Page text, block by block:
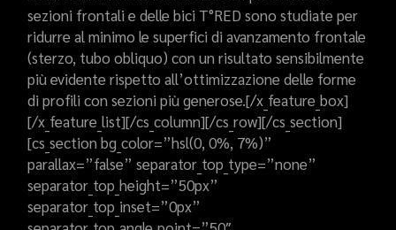
sezioni frontali e delle bici T°RED sono studiate per
ridurre al minimo le superfici di avanzamento frontale
(sterzo, tubo obliquo) con un risultato sensibilmente
più evidente rispetto all’ottimizzazione delle forme
di profili con sezioni più generose.[/x_feature_box]
[/x_feature_list][/cs_column][/cs_row][/cs_section]
[cs_section bg_color=”hsl(0, 0%, 7%)”
parallax=”false” separator_top_type=”none”
separator_top_height=”50px”
separator_top_inset=”0px”